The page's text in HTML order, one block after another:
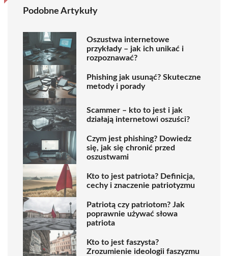
Podobne Artykuły
Oszustwa internetowe
przykłady – jak ich unikać i
rozpoznawać?
Phishing jak usunąć? Skuteczne
metody i porady
Scammer – kto to jest i jak
działają internetowi oszuści?
Czym jest phishing? Dowiedz
się, jak się chronić przed
oszustwami
Kto to jest patriota? Definicja,
cechy i znaczenie patriotyzmu
Patriotą czy patriotom? Jak
poprawnie używać słowa
patriota
Kto to jest faszysta?
Zrozumienie ideologii faszyzmu